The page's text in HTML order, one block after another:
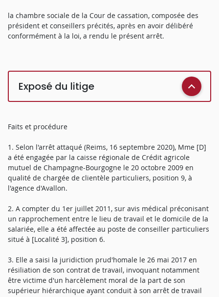
la chambre sociale de la Cour de cassation, composée des
président et conseillers précités, après en avoir délibéré
conformément à la loi, a rendu le présent arrêt.
Exposé du litige
Faits et procédure
1. Selon l'arrêt attaqué (Reims, 16 septembre 2020), Mme [D]
a été engagée par la caisse régionale de Crédit agricole
mutuel de Champagne-Bourgogne le 20 octobre 2009 en
qualité de chargée de clientèle particuliers, position 9, à
l'agence d'Avallon.
2. A compter du 1er juillet 2011, sur avis médical préconisant
un rapprochement entre le lieu de travail et le domicile de la
salariée, elle a été affectée au poste de conseiller particuliers
situé à [Localité 3], position 6.
3. Elle a saisi la juridiction prud'homale le 26 mai 2017 en
résiliation de son contrat de travail, invoquant notamment
être victime d'un harcèlement moral de la part de son
supérieur hiérarchique ayant conduit à son arrêt de travail